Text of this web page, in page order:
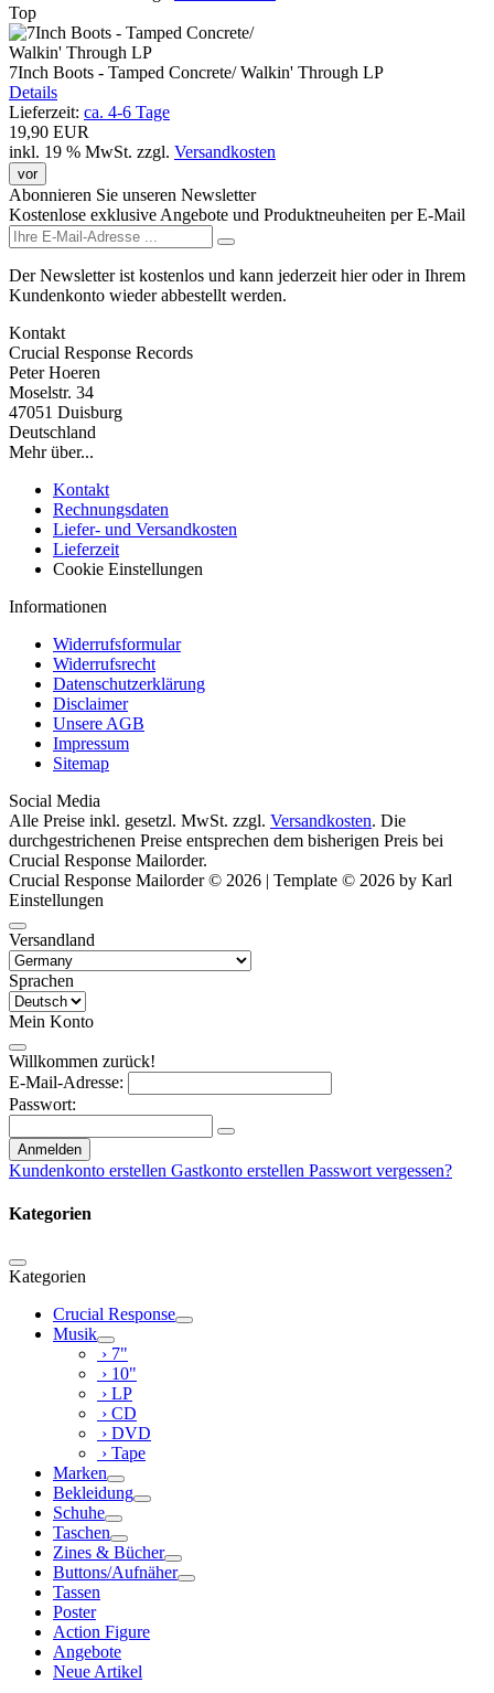
Top
7Inch Boots - Tamped Concrete/ Walkin' Through LP
Details
Lieferzeit: ca. 4-6 Tage
19,90 EUR
inkl. 19 % MwSt. zzgl. Versandkosten
vor
Abonnieren Sie unseren Newsletter
Kostenlose exklusive Angebote und Produktneuheiten per E-Mail
Der Newsletter ist kostenlos und kann jederzeit hier oder in Ihrem
Kundenkonto wieder abbestellt werden.
Kontakt
Crucial Response Records
Peter Hoeren
Moselstr. 34
47051 Duisburg
Deutschland
Mehr über...
Kontakt
Rechnungsdaten
Liefer- und Versandkosten
Lieferzeit
Cookie Einstellungen
Informationen
Widerrufsformular
Widerrufsrecht
Datenschutzerklärung
Disclaimer
Unsere AGB
Impressum
Sitemap
Social Media
Alle Preise inkl. gesetzl. MwSt. zzgl. Versandkosten. Die
durchgestrichenen Preise entsprechen dem bisherigen Preis bei
Crucial Response Mailorder.
Crucial Response Mailorder © 2026 | Template © 2026 by Karl
Einstellungen
Versandland
Sprachen
Mein Konto
Willkommen zurück!
E-Mail-Adresse:
Passwort:
Anmelden
Kundenkonto erstellen Gastkonto erstellen Passwort vergessen?
Kategorien
Kategorien
Crucial Response
Musik
› 7"
› 10"
› LP
› CD
› DVD
› Tape
Marken
Bekleidung
Schuhe
Taschen
Zines & Bücher
Buttons/Aufnäher
Tassen
Poster
Action Figure
Angebote
Neue Artikel